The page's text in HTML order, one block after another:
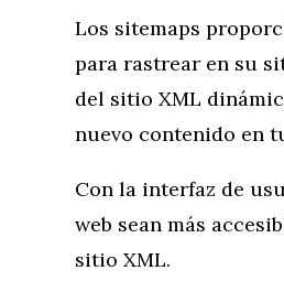
Los sitemaps
para rastrear en su
del sitio XML
nuevo contenido en
Con la interfaz de
web sean más
sitio XML.